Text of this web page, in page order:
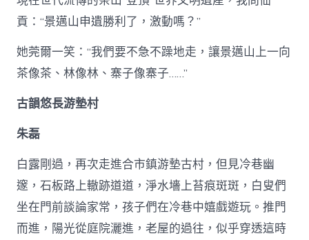
貢：“景邁山申遺勝利了，激動嗎？”
她莞爾一笑：“我們要不急不躁地走，讓景邁山上一向
茶像茶、林像林、寨子像寨子……”
古韻悠長游墊村
朱磊
白露剛過，再次走進合市鎮游墊古村，但見冷巷幽
邃，石板路上轍跡道道，淨水墻上苔痕斑斑，白叟們
坐在門前談論家常，孩子們在冷巷中嬉戲遊玩。推門
而進，陽光從庭院灑進，老屋的過往，似乎穿透這時